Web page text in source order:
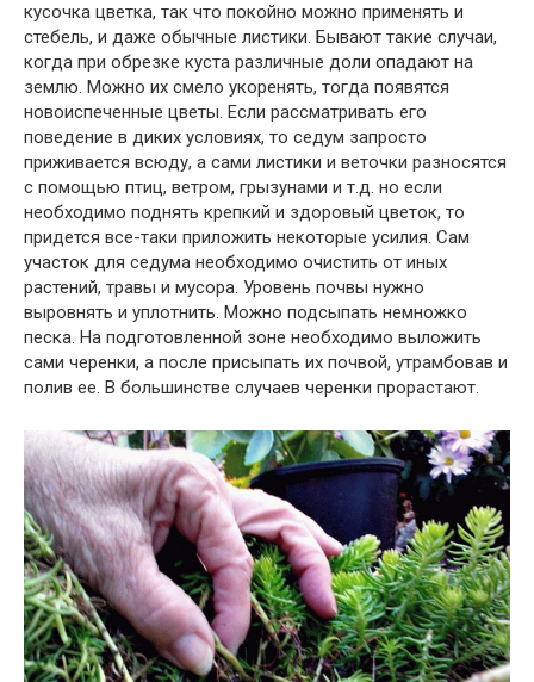
кусочка цветка, так что покойно можно применять и
стебель, и даже обычные листики. Бывают такие случаи,
когда при обрезке куста различные доли опадают на
землю. Можно их смело укоренять, тогда появятся
новоиспеченные цветы. Если рассматривать его
поведение в диких условиях, то седум запросто
приживается всюду, а сами листики и веточки разносятся
с помощью птиц, ветром, грызунами и т.д. но если
необходимо поднять крепкий и здоровый цветок, то
придется все-таки приложить некоторые усилия. Сам
участок для седума необходимо очистить от иных
растений, травы и мусора. Уровень почвы нужно
выровнять и уплотнить. Можно подсыпать немножко
песка. На подготовленной зоне необходимо выложить
сами черенки, а после присыпать их почвой, утрамбовав и
полив ее. В большинстве случаев черенки прорастают.